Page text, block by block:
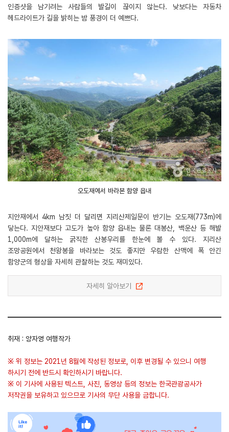
인증샷을 남기려는 사람들의 발길이 끊이지 않는다. 낮보다는 자동차
헤드라이트가 길을 밝히는 밤 풍경이 더 예쁘다.
오도재에서 바라본 함양 읍내
지안재에서 4km 남짓 더 달리면 지리산제일문이 반기는 오도재(773m)에
닿는다. 지안재보다 고도가 높아 함양 읍내는 물론 대봉산, 백운산 등 해발
1,000m에 달하는 굵직한 산봉우리를 한눈에 볼 수 있다. 지리산
조망공원에서 천왕봉을 바라보는 것도 좋지만 우람한 산맥에 폭 안긴
함양군의 형상을 자세히 관찰하는 것도 재미있다.
자세히 알아보기
취재 : 양자영 여행작가
※ 위 정보는 2021년 8월에 작성된 정보로, 이후 변경될 수 있으니 여행
하시기 전에 반드시 확인하시기 바랍니다.
※ 이 기사에 사용된 텍스트, 사진, 동영상 등의 정보는 한국관광공사가
저작권을 보유하고 있으므로 기사의 무단 사용을 금합니다.